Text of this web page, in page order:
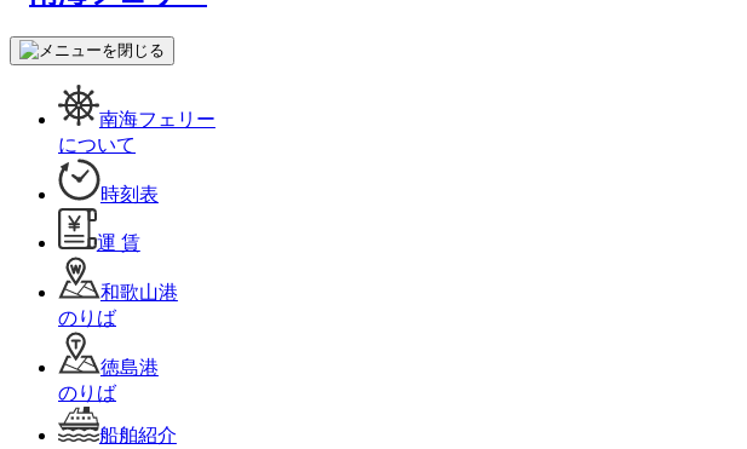
南海フェリー
について
時刻表
運 賃
和歌山港
のりば
徳島港
のりば
船舶紹介